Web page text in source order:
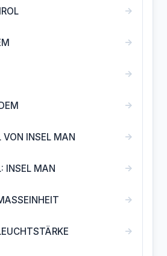
→
→
→
→
VON INSEL MAN →
INSEL MAN →
→
→